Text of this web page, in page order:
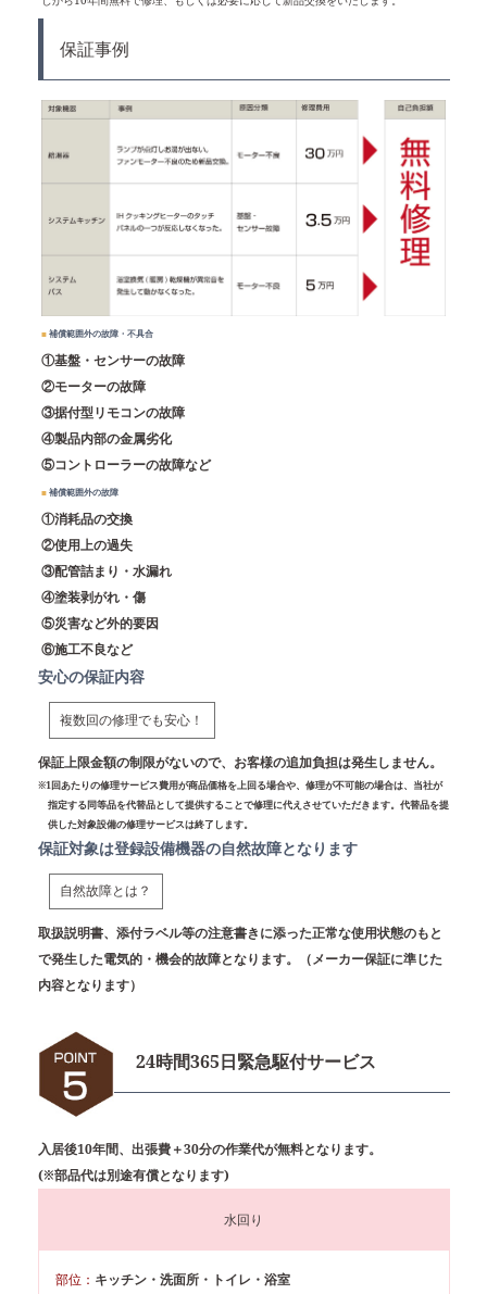
保証事例
■補償範囲外の故障・不具合
①基盤・センサーの故障
②モーターの故障
③据付型リモコンの故障
④製品内部の金属劣化
⑤コントローラーの故障など
■補償範囲外の故障
①消耗品の交換
②使用上の過失
③配管詰まり・水漏れ
④塗装剥がれ・傷
⑤災害など外的要因
⑥施工不良など
安心の保証内容
複数回の修理でも安心！
保証上限金額の制限がないので、お客様の追加負担は発生しません。
※1回あたりの修理サービス費用が商品価格を上回る場合や、修理が不可能の場合は、当社が
指定する同等品を代替品として提供することで修理に代えさせていただきます。代替品を提
供した対象設備の修理サービスは終了します。
保証対象は登録設備機器の自然故障となります
自然故障とは？
取扱説明書、添付ラベル等の注意書きに添った正常な使用状態のもと
で発生した電気的・機会的故障となります。（メーカー保証に準じた
内容となります）
24時間365日緊急駆付サービス
入居後10年間、出張費＋30分の作業代が無料となります。
(※部品代は別途有償となります)
水回り
部位： キッチン・洗面所・トイレ・浴室